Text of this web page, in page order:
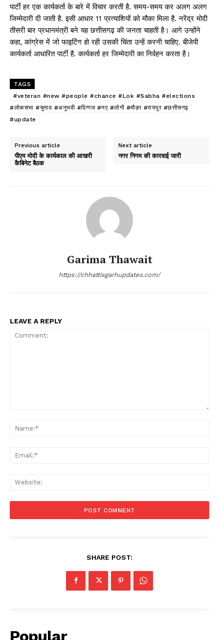
पार्टी हर एक कार्यकर्ता के बारे में विचार करती है. समय-समय कर अलग अलग
जिम्मेदारी दी जाती है. इसी आधार 11 प्रत्याशियों को मौका मिला है. नरेंद्र मोदी
तीसरी बार प्रधानमंत्री बने यह छत्तीसगढ़ की जनता चाहती है। आगे उन्होंने
कहा, कांग्रेस में जो फाइटिंग हो रही उसकी चिंता उन्हें करनी चाहिए. बीजेपी
कार्यकर्ता आधारित पार्टी है. कार्यकर्ता हर जिम्मेदारी का निर्वहन करता है।
TAGS
#veteran #new #people #chance #Lok #Sabha #elections
#लोकसभा #चुनाव #अनुभवी #दिग्गज #नए #लोगों #मौक़ा #रायपुर #छत्तीसगढ़
#update
Previous article
पीएम मोदी के कार्यकाल की आखरी
कैबिनेट बैठक
Next article
नगर निगम की कारवाई जारी
Garima Thawait
https://chhattisgarhupdates.com/
LEAVE A REPLY
SHARE POST:
Popular